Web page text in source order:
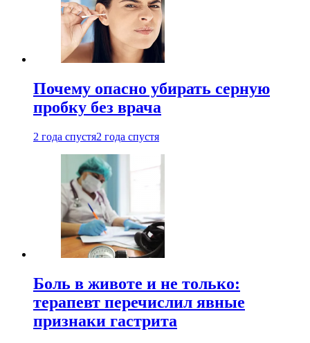
Почему опасно убирать серную
пробку без врача
2 года спустя2 года спустя
Боль в животе и не только:
терапевт перечислил явные
признаки гастрита